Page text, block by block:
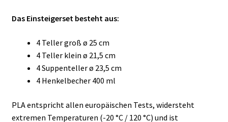
Das Einsteigerset besteht aus:
4 Teller groß ø 25 cm
4 Teller klein ø 21,5 cm
4 Suppenteller ø 23,5 cm
4 Henkelbecher 400 ml
PLA entspricht allen europäischen Tests, widersteht
extremen Temperaturen (-20 °C / 120 °C) und ist